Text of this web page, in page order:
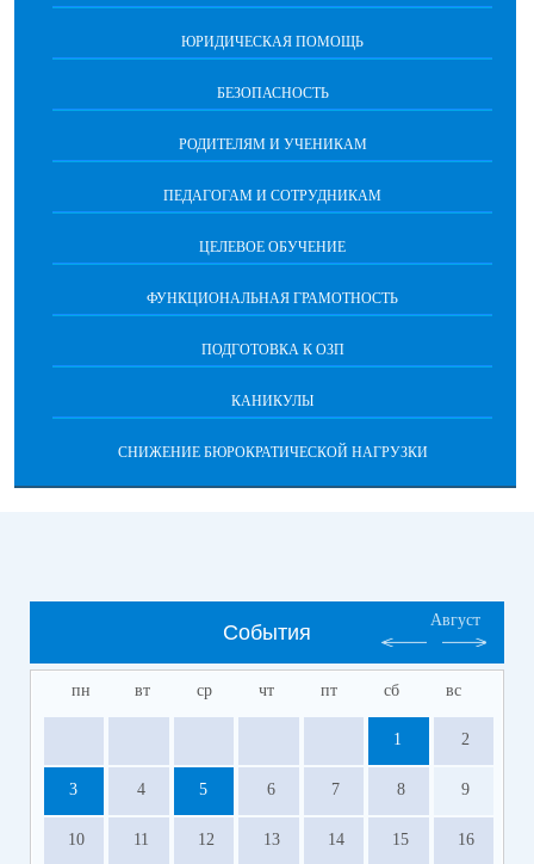
ЮРИДИЧЕСКАЯ ПОМОЩЬ
БЕЗОПАСНОСТЬ
РОДИТЕЛЯМ И УЧЕНИКАМ
ПЕДАГОГАМ И СОТРУДНИКАМ
ЦЕЛЕВОЕ ОБУЧЕНИЕ
ФУНКЦИОНАЛЬНАЯ ГРАМОТНОСТЬ
ПОДГОТОВКА К ОЗП
КАНИКУЛЫ
СНИЖЕНИЕ БЮРОКРАТИЧЕСКОЙ НАГРУЗКИ
События
Август
пн вт ср чт пт сб вс
1 2
3 4 5 6 7 8 9
10 11 12 13 14 15 16